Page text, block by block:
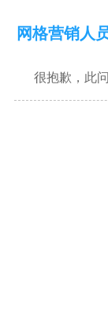
网格营销人
很抱歉，此